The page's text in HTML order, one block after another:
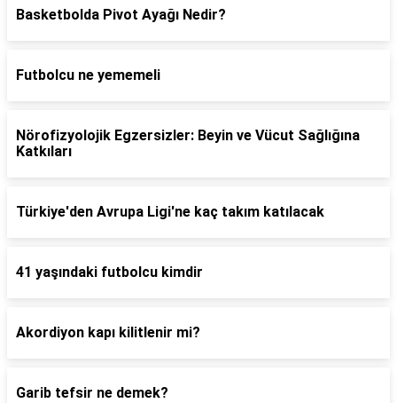
Basketbolda Pivot Ayağı Nedir?
Futbolcu ne yememeli
Nörofizyolojik Egzersizler: Beyin ve Vücut Sağlığına
Katkıları
Türkiye'den Avrupa Ligi'ne kaç takım katılacak
41 yaşındaki futbolcu kimdir
Akordiyon kapı kilitlenir mi?
Garib tefsir ne demek?